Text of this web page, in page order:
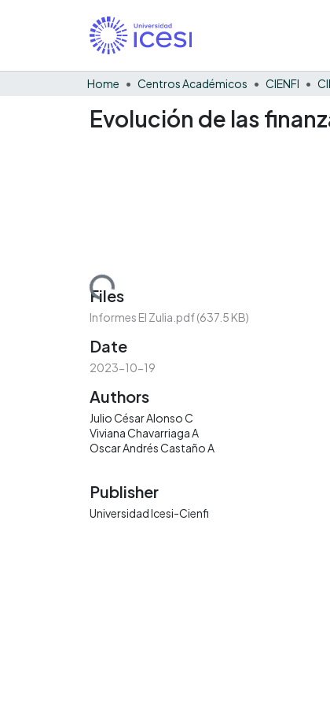
Home Centros Académicos CIENFI
Evolución de las
Loading...
Files
Informes El Zulia.pdf(637.5 KB)
Date
2023-10-19
Authors
Julio César Alonso C
Viviana Chavarriaga A
Oscar Andrés Castaño A
Publisher
Universidad Icesi-Cienfi